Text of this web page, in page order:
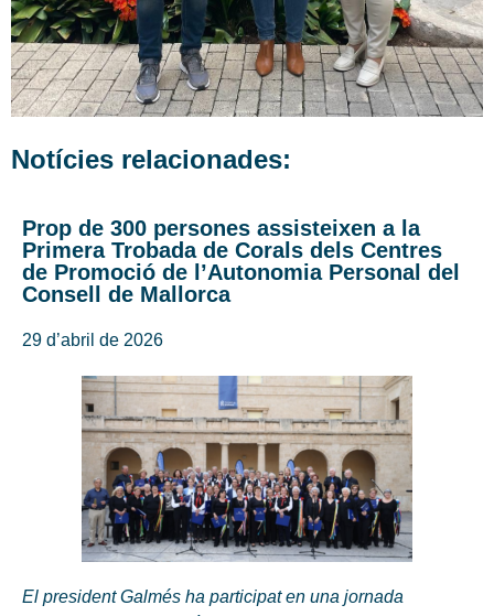
Notícies relacionades:
Prop de 300 persones assisteixen a la
Primera Trobada de Corals dels Centres
de Promoció de l’Autonomia Personal del
Consell de Mallorca
29 d’abril de 2026
El president Galmés ha participat en una jornada